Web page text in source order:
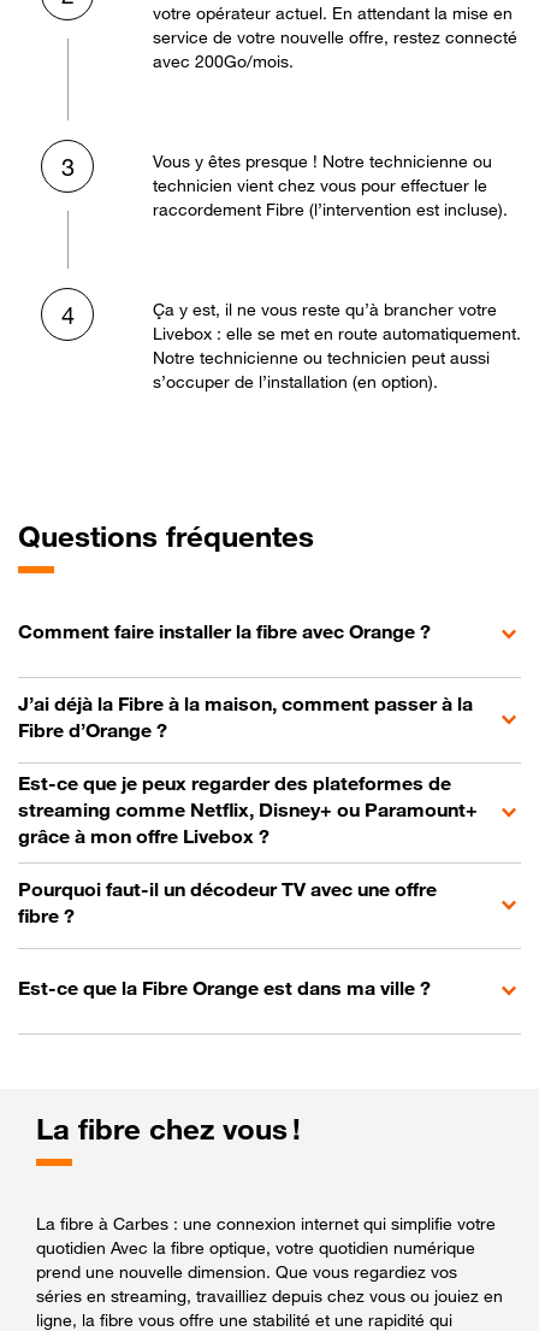
votre opérateur actuel. En attendant la mise en
service de votre nouvelle offre, restez connecté
avec 200Go/mois.
3
Vous y êtes presque ! Notre technicienne ou
technicien vient chez vous pour effectuer le
raccordement Fibre (l’intervention est incluse).
4
Ça y est, il ne vous reste qu’à brancher votre
Livebox : elle se met en route automatiquement.
Notre technicienne ou technicien peut aussi
s’occuper de l’installation (en option).
Questions fréquentes
Comment faire installer la fibre avec Orange ?
J’ai déjà la Fibre à la maison, comment passer à la
Fibre d’Orange ?
Est-ce que je peux regarder des plateformes de
streaming comme Netflix, Disney+ ou Paramount+
grâce à mon offre Livebox ?
Pourquoi faut-il un décodeur TV avec une offre
fibre ?
Est-ce que la Fibre Orange est dans ma ville ?
La fibre chez vous !
La fibre à Carbes : une connexion internet qui simplifie votre
quotidien Avec la fibre optique, votre quotidien numérique
prend une nouvelle dimension. Que vous regardiez vos
séries en streaming, travailliez depuis chez vous ou jouiez en
ligne, la fibre vous offre une stabilité et une rapidité qui